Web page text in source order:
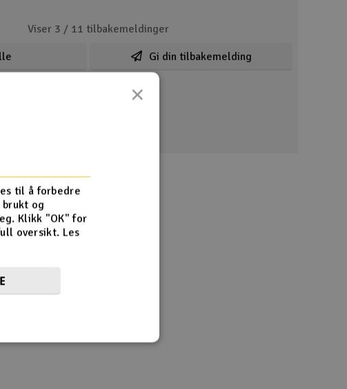
Viser 3 / 11 tilbakemeldinger
Gi din tilbakemelding
×
til å forbedre
og
Klikk "OK" for
oversikt. Les